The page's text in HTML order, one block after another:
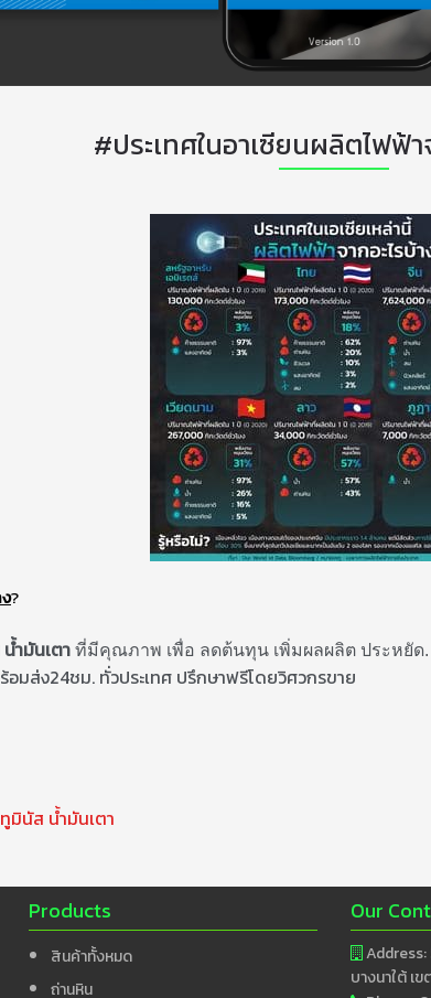
#ประเทศในอาเซียนผลิตไฟฟ้า
?
น้ำมันเตา ที่มีคุณภาพ เพื่อ ลดต้นทุน เพิ่มผลผลิต ประหยัด.
มส่ง24ชม. ทั่วประเทศ ปรึกษาฟรีโดยวิศวกรขาย
มินัส น้ำมันเตา
Products
สินค้าทั้งหมด
ถ่านหิน
Our
บางนาใต้ เ